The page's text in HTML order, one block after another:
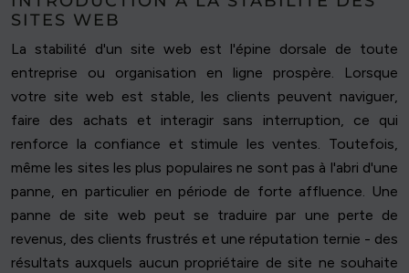
SITES WEB
La stabilité d'un site web est l'épine dorsale de toute
entreprise ou organisation en ligne prospère. Lorsque
votre site web est stable, les clients peuvent naviguer,
faire des achats et interagir sans interruption, ce qui
renforce la confiance et stimule les ventes. Toutefois,
même les sites les plus populaires ne sont pas à l'abri d'une
panne, en particulier en période de forte affluence. Une
panne de site web peut se traduire par une perte de
revenus, des clients frustrés et une réputation ternie - des
résultats auxquels aucun propriétaire de site ne souhaite